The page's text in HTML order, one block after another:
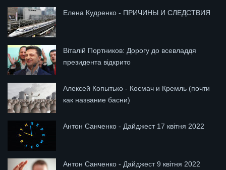
Елена Кудренко - ПРИЧИНЫ И СЛЕДСТВИЯ
Віталій Портников: Дорогу до всевладдя
президента відкрито
Алексей Копытько - Космач и Кремль (почти
как название басни)
Антон Санченко - Дайджест 17 квітня 2022
Антон Санченко - Дайджест 9 квітня 2022